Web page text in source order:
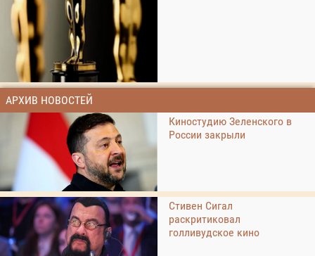
АРХИВ НОВОСТЕЙ
Киностудию Зеленского в
России закрыли
Стивен Сигал
раскритиковал
голливудское кино